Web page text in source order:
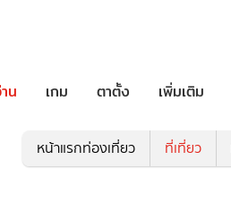
น เกม ตาตั้ง เพิ่มเติม
หน้าแรกท่องเที่ยว ที่เที่ยว